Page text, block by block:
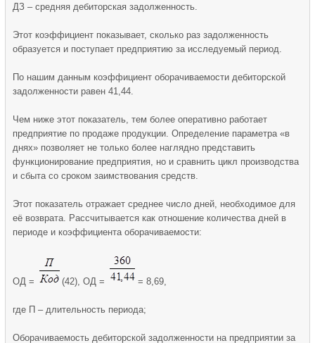
ДЗ – средняя дебиторская задолженность.
Этот коэффициент показывает, сколько раз задолженность
образуется и поступает предприятию за исследуемый период.
По нашим данным коэффициент оборачиваемости дебиторской
задолженности равен 41,44.
Чем ниже этот показатель, тем более оперативно работает
предприятие по продаже продукции. Определение параметра «в
днях» позволяет не только более наглядно представить
функционирование предприятия, но и сравнить цикл производства
и сбыта со сроком заимствования средств.
Этот показатель отражает среднее число дней, необходимое для
её возврата. Рассчитывается как отношение количества дней в
периоде и коэффициента оборачиваемости:
ОД = (42), ОД = = 8,69,
где П – длительность периода;
Оборачиваемость дебиторской задолженности на предприятии за